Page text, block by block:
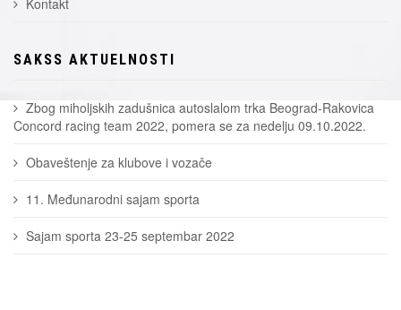
SAKSS AKTUELNOSTI
Zbog miholjskih zadušnica autoslalom trka Beograd-Rakovica
Concord racing team 2022, pomera se za nedelju 09.10.2022.
Obaveštenje za klubove i vozače
11. Međunarodni sajam sporta
Sajam sporta 23-25 septembar 2022